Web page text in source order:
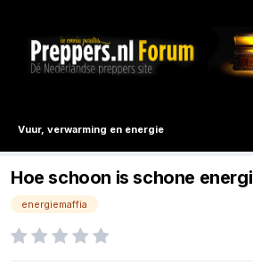
Vuur, verwarming en energie
Hoe schoon is schone
energiemaffia